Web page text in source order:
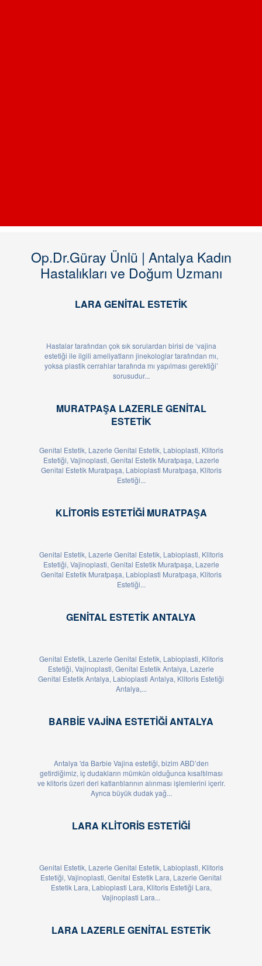
Op.Dr.Güray Ünlü | Antalya Kadın
Hastalıkları ve Doğum Uzmanı
LARA GENITAL ESTETIK
Hastalar tarafından çok sık sorulardan birisi de ‘vajina
estetiği ile ilgili ameliyatların jinekologlar tarafından mı,
yoksa plastik cerrahlar tarafında mı yapılması gerektiği’
sorusudur...
MURATPAŞA LAZERLE GENITAL
ESTETIK
Genital Estetik, Lazerle Genital Estetik, Labioplasti, Klitoris
Estetiği, Vajinoplasti, Genital Estetik Muratpaşa, Lazerle
Genital Estetik Muratpaşa, Labioplasti Muratpaşa, Klitoris
Estetiği...
KLITORIS ESTETIĞI MURATPAŞA
Genital Estetik, Lazerle Genital Estetik, Labioplasti, Klitoris
Estetiği, Vajinoplasti, Genital Estetik Muratpaşa, Lazerle
Genital Estetik Muratpaşa, Labioplasti Muratpaşa, Klitoris
Estetiği...
GENITAL ESTETIK ANTALYA
Genital Estetik, Lazerle Genital Estetik, Labioplasti, Klitoris
Estetiği, Vajinoplasti, Genital Estetik Antalya, Lazerle
Genital Estetik Antalya, Labioplasti Antalya, Klitoris Estetiği
Antalya,...
BARBIE VAJINA ESTETIĞI ANTALYA
Antalya 'da Barbie Vajina estetiği, bizim ABD’den
getirdiğimiz, iç dudakların mümkün olduğunca kısaltılması
ve klitoris üzeri deri katlantılarının alınması işlemlerini içerir.
Ayrıca büyük dudak yağ...
LARA KLITORIS ESTETIĞI
Genital Estetik, Lazerle Genital Estetik, Labioplasti, Klitoris
Estetiği, Vajinoplasti, Genital Estetik Lara, Lazerle Genital
Estetik Lara, Labioplasti Lara, Klitoris Estetiği Lara,
Vajinoplasti Lara...
LARA LAZERLE GENITAL ESTETIK